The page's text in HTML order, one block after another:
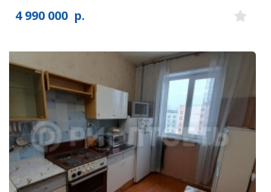
4 990 000 р.